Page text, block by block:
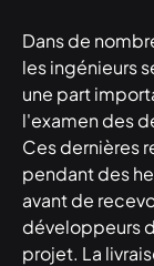
Dans de
les ingénieurs
une part
l'examen des
Ces dernières
pendant des
avant de
développeurs
projet. La